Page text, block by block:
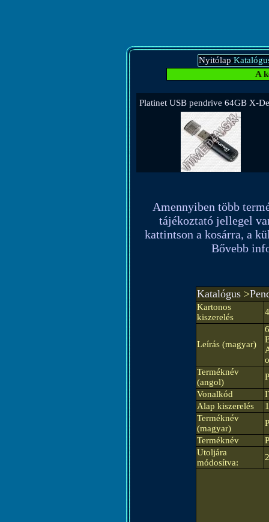
Nyitólap
A
Platinet USB pendrive 64GB X-
Amennyiben több
tájékoztató jellegel
kattintson a kosárra, a
Bővebb
Katalógus >
Kartonos
kiszerelés
Leírás (magyar)
Terméknév
(angol)
Vonalkód
Alap kiszerelés
1
Terméknév
(magyar)
Terméknév
Utoljára
módosítva: